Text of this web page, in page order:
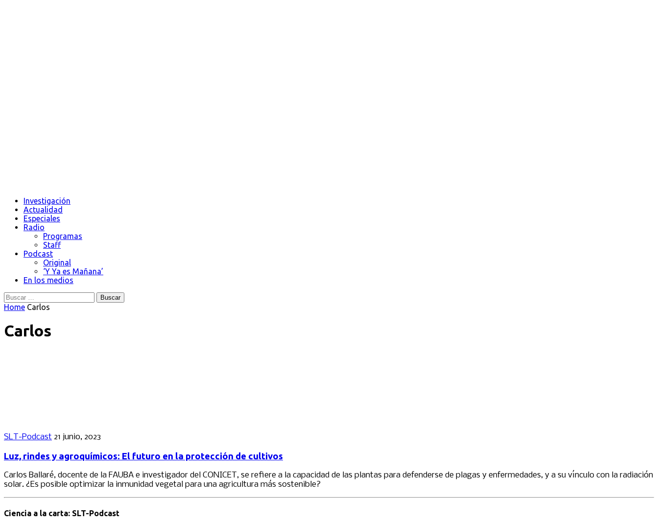
Investigación
Actualidad
Especiales
Radio
Programas
Staff
Podcast
Original
‘Y Ya es Mañana’
En los medios
Buscar:
Home Carlos
Carlos
SLT-Podcast 21 junio, 2023
Luz, rindes y agroquímicos: El futuro en la protección de cultivos
Carlos Ballaré, docente de la FAUBA e investigador del CONICET, se refiere a la capacidad de las plantas para defenderse de plagas y enfermedades, y a su vínculo con la radiación
solar. ¿Es posible optimizar la inmunidad vegetal para una agricultura más sostenible?
Ciencia a la carta: SLT-Podcast